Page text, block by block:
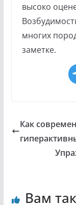
высоко
многих
заметке.
Как
Вам